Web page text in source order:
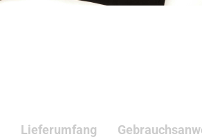
Lieferumfang